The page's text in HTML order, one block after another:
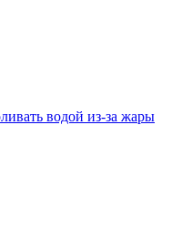
водой из-за жары